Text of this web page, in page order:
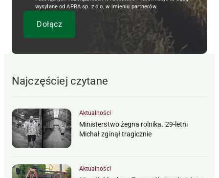
wysyłane od APRA sp. z o.o. w imieniu partnerów.
Najczęściej czytane
Aktualności
Ministerstwo żegna rolnika. 29-letni
Michał zginął tragicznie
Aktualności